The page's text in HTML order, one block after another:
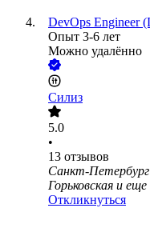
DevOps Engineer
Опыт 3-6 лет
Можно удалённо
Силиз
5.0
•
13 отзывов
Санкт-Петербург
Горьковская и еще
Откликнуться